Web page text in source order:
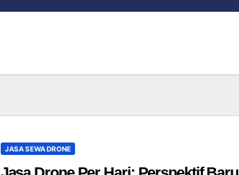
JASA SEWA DRONE